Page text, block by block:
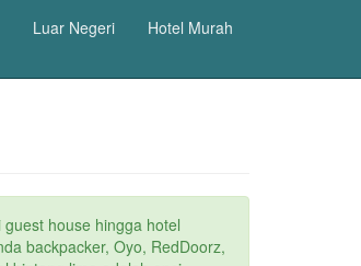
Luar Negeri Hotel Murah
house hingga hotel
backpacker, Oyo, RedDoorz,